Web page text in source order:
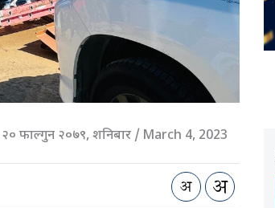
२० फाल्गुन २०७९, शनिबार / March 4, 2023